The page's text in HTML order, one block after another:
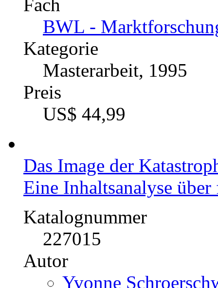
Country of Origin Effect
Implications for the
Katalognummer
225455
Guido Mihm
Fach
BWL -
Kategorie
Masterarbeit, 1995
Preis